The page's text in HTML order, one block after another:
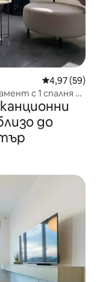
Средна
4,97 (59)
с 1 спалня и
до